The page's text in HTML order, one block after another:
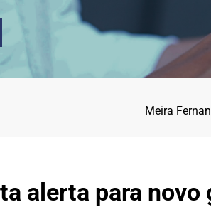
Meira
alerta para